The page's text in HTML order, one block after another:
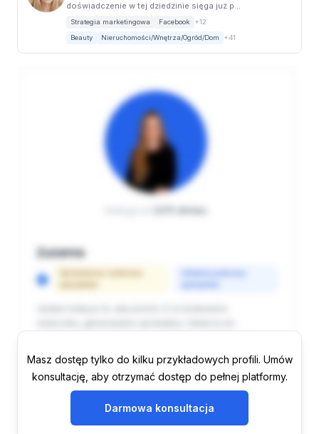
doświadczenie w tej dziedzinie sięga już p...
Strategia marketingowa Facebook
+12
Beauty
Nieruchomości/Wnętrza/Ogród/Dom +41
Masz dostęp tylko do kilku przykładowych profili. Umów
konsultację, aby otrzymać dostęp do pełnej platformy.
Darmowa konsultacja